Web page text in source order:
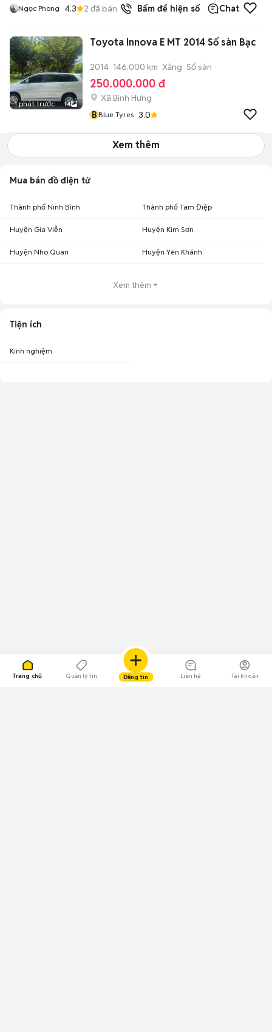
Trang chủ Quản lý tin Đăng tin Liên hệ Tài khoản
Ngọc Phong 4.3 2 đã bán Bấm để hiện số Chat
1 phút trước 14
Toyota Innova E MT 2014 Số sàn Bạc
2014 146.000 km Xăng Số sàn
250.000.000 đ
Xã Bình Hưng
BBlue Tyres 3.0
Xem thêm
Mua bán đồ điện tử
Thành phố Ninh Bình Thành phố Tam Điệp
Huyện Gia Viễn Huyện Kim Sơn
Huyện Nho Quan Huyện Yên Khánh
Xem thêm
Tiện ích
Kinh nghiệm